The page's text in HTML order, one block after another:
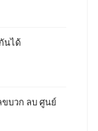
นได้
ขบวก ลบ ศูนย์